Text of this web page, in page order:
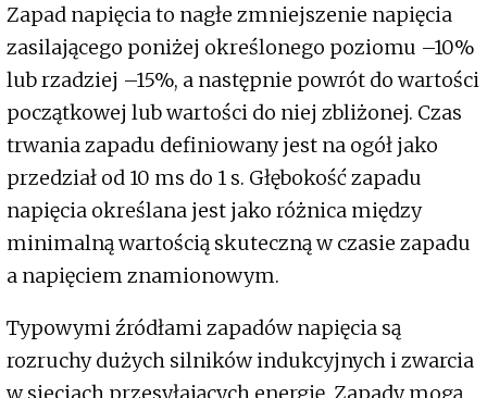
Zapad napięcia to nagłe zmniejszenie napięcia
zasilającego poniżej określonego poziomu –10%
lub rzadziej –15%, a następnie powrót do wartości
początkowej lub wartości do niej zbliżonej. Czas
trwania zapadu definiowany jest na ogół jako
przedział od 10 ms do 1 s. Głębokość zapadu
napięcia określana jest jako różnica między
minimalną wartością skuteczną w czasie zapadu
a napięciem znamionowym.
Typowymi źródłami zapadów napięcia są
rozruchy dużych silników indukcyjnych i zwarcia
w sieciach przesyłających energię. Zapady mogą